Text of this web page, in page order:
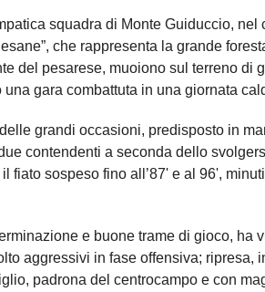
squadra di Monte Guiduccio, nel
che rappresenta la grande
del pesarese, muoiono sul terreno di
gara combattuta in una giornata
grandi occasioni, predisposto in
contendenti a seconda dello
fiato sospeso fino all’87' e al 96',
e buone trame di gioco, ha
aggressivi in fase offensiva; ripresa,
padrona del centrocampo e con